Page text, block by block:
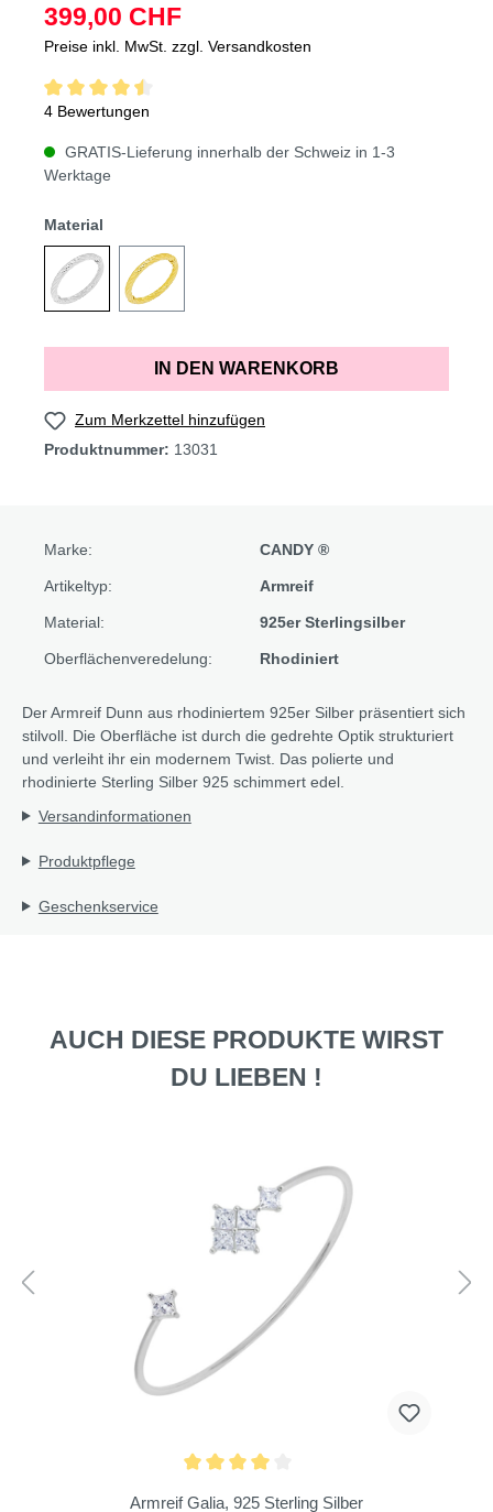
399,00 CHF
Preise inkl. MwSt. zzgl. Versandkosten
4 Bewertungen
GRATIS-Lieferung innerhalb der Schweiz in 1-3
Werktage
Material
IN DEN WARENKORB
Zum Merkzettel hinzufügen
Produktnummer: 13031
Marke: CANDY ®
Artikeltyp: Armreif
Material: 925er Sterlingsilber
Oberflächenveredelung: Rhodiniert
Der Armreif Dunn aus rhodiniertem 925er Silber präsentiert sich
stilvoll. Die Oberfläche ist durch die gedrehte Optik strukturiert
und verleiht ihr ein modernem Twist. Das polierte und
rhodinierte Sterling Silber 925 schimmert edel.
Versandinformationen
Produktpflege
Geschenkservice
AUCH DIESE PRODUKTE WIRST
DU LIEBEN !
Armreif Galia, 925 Sterling Silber